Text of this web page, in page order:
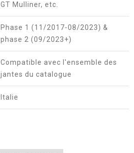
GT Mulliner, etc.
Phase 1 (11/2017-08/2023) &
phase 2 (09/2023+)
Compatible avec l'ensemble des
jantes du catalogue
Italie